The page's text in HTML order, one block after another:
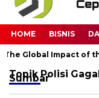
HOME BISNIS
Global Impact of
TopikPolisi
Sumbar